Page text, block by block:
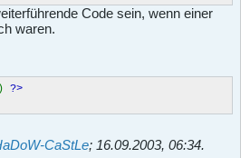
.$_GET['auth'] .'&mode='.$_GET[
Code sein, wenn einer
waren.
) ?>
CaStLe; 16.09.2003, 06:34.